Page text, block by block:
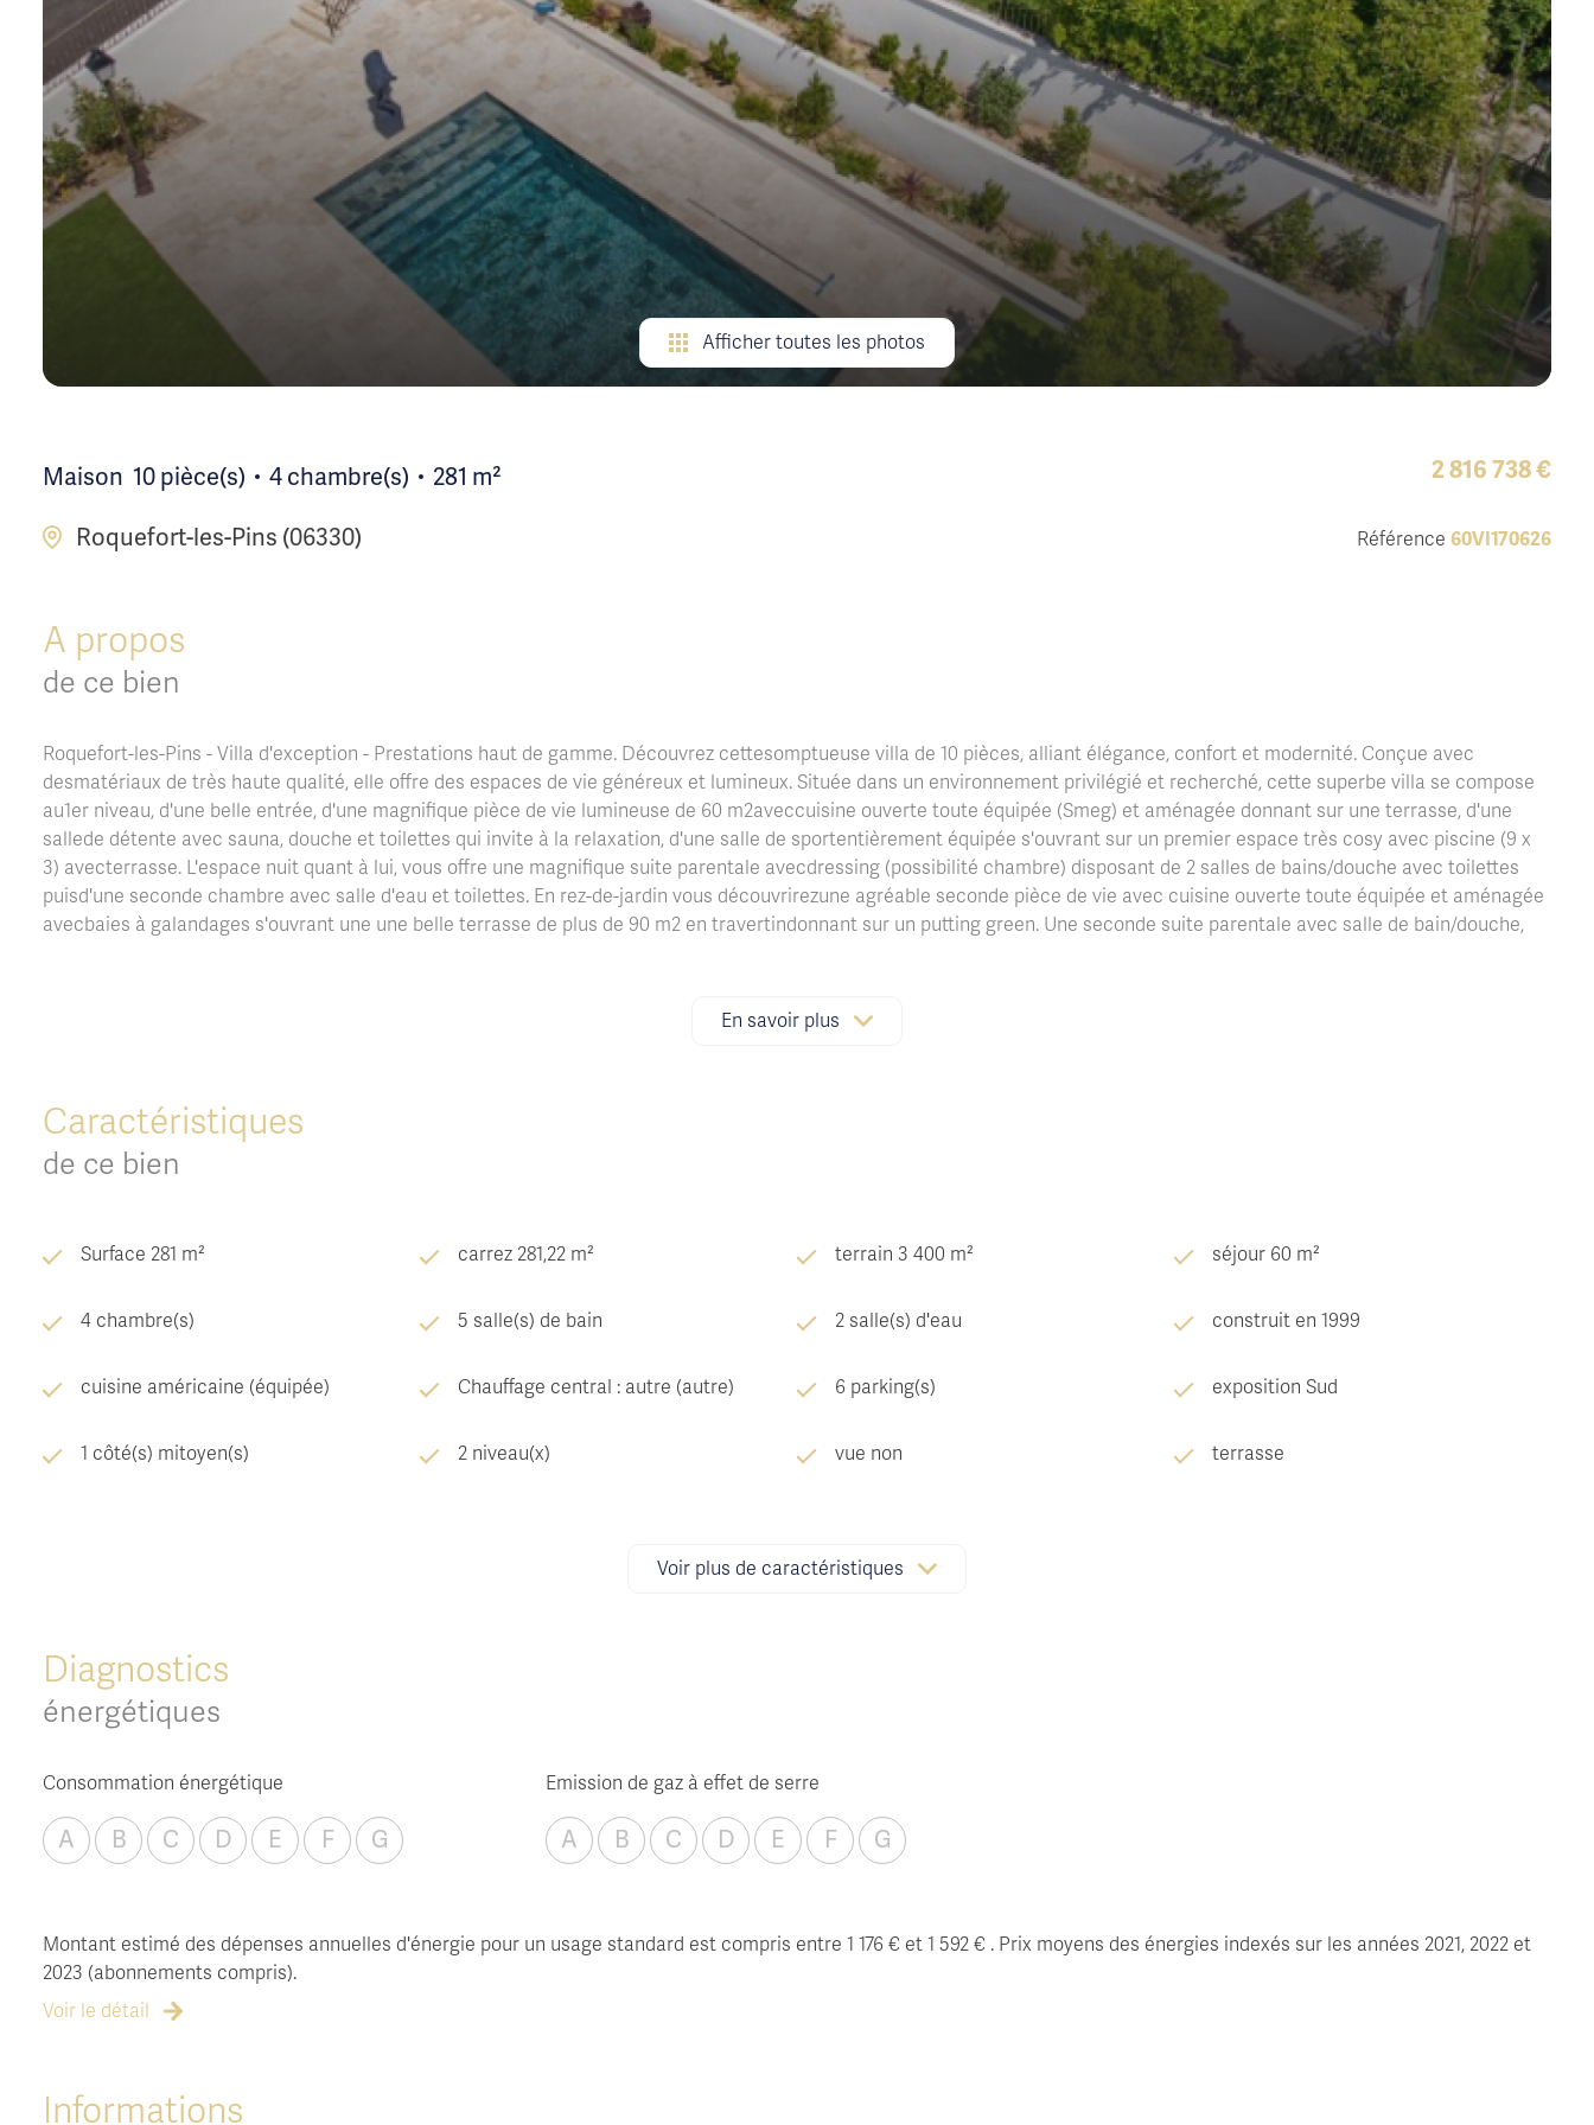
Afficher toutes les photos
Maison 10 pièce(s) 4 chambre(s)
281 m²
Roquefort-les-Pins (06330)
2 816 738 €
Référence 60VI170626
A propos
de ce bien
Roquefort-les-Pins - Villa d'exception - Prestations haut de gamme. Découvrez cettesomptueuse villa de 10 pièces, alliant élégance, confort et modernité. Conçue avec
desmatériaux de très haute qualité, elle offre des espaces de vie généreux et lumineux. Située dans un environnement privilégié et recherché, cette superbe villa se compose
au1er niveau, d'une belle entrée, d'une magnifique pièce de vie lumineuse de 60 m2aveccuisine ouverte toute équipée (Smeg) et aménagée donnant sur une terrasse, d'une
sallede détente avec sauna, douche et toilettes qui invite à la relaxation, d'une salle de sportentièrement équipée s'ouvrant sur un premier espace très cosy avec piscine (9 x
3) avecterrasse. L'espace nuit quant à lui, vous offre une magnifique suite parentale avecdressing (possibilité chambre) disposant de 2 salles de bains/douche avec toilettes
puisd'une seconde chambre avec salle d'eau et toilettes. En rez-de-jardin vous découvrirezune agréable seconde pièce de vie avec cuisine ouverte toute équipée et aménagée
avecbaies à galandages s'ouvrant une une belle terrasse de plus de 90 m2 en travertindonnant sur un putting green. Une seconde suite parentale avec salle de bain/douche,
garantissant un confort optimal et une gestion intelligente de l'habitat. Un bien rare, alliant luxe, technologie et art de vivre. Roquefort-les-Pins est une commune priséesituée
entre Nice, Cannes et Grasse. A moins de 20 minutes de l'aéroport Nice Côted'Azur et proche de toutes commodités (commerces, écoles...).
En savoir plus
Caractéristiques
de ce bien
Surface 281 m² carrez 281,22 m² terrain 3 400 m² séjour 60 m²
4 chambre(s) 5 salle(s) de bain 2 salle(s) d'eau construit en 1999
cuisine américaine (équipée) Chauffage central : autre (autre) 6 parking(s) exposition Sud
1 côté(s) mitoyen(s) 2 niveau(x) vue non terrasse
Voir plus de caractéristiques
Diagnostics
énergétiques
Consommation énergétique
A B C D E F G
Emission de gaz à effet de serre
A B C D E F G
Montant estimé des dépenses annuelles d'énergie pour un usage standard est compris entre 1 176 € et 1 592 € . Prix moyens des énergies indexés sur les années 2021, 2022 et
2023 (abonnements compris).
Voir le détail
Informations